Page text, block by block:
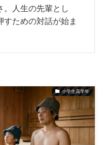
。人生の先輩とし
ための対話が始ま
小学生高学年